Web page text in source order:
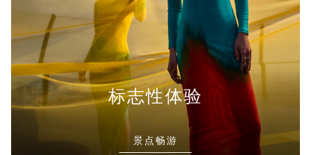
标志性体验
景点畅游